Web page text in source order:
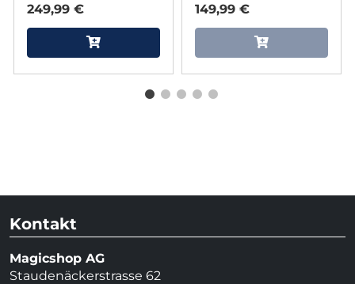
249,99 € 149,99 €
Kontakt
Magicshop AG
Staudenäckerstrasse 62